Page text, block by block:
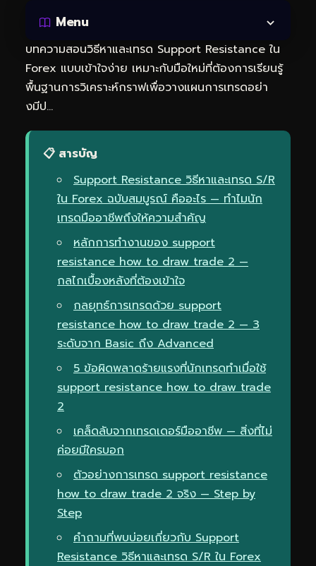
Menu
บทความสอนวิธีหาและเทรด Support Resistance ใน
Forex แบบเข้าใจง่าย เหมาะกับมือใหม่ที่ต้องการเรียนรู้
พื้นฐานการวิเคราะห์กราฟเพื่อวางแผนการเทรดอย่า
งมีป…
📋 สารบัญ
Support Resistance วิธีหาและเทรด S/R
ใน Forex ฉบับสมบูรณ์ คืออะไร — ทำไมนัก
เทรดมืออาชีพถึงให้ความสำคัญ
หลักการทำงานของ support
resistance how to draw trade 2 —
กลไกเบื้องหลังที่ต้องเข้าใจ
กลยุทธ์การเทรดด้วย support
resistance how to draw trade 2 — 3
ระดับจาก Basic ถึง Advanced
5 ข้อผิดพลาดร้ายแรงที่นักเทรดทำเมื่อใช้
support resistance how to draw trade
2
เคล็ดลับจากเทรดเดอร์มืออาชีพ — สิ่งที่ไม่
ค่อยมีใครบอก
ตัวอย่างการเทรด support resistance
how to draw trade 2 จริง — Step by
Step
คำถามที่พบบ่อยเกี่ยวกับ Support
Resistance วิธีหาและเทรด S/R ใน Forex